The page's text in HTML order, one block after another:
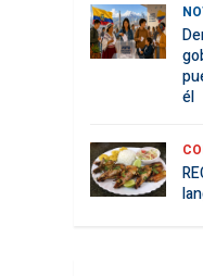
él